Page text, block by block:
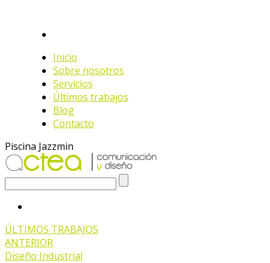
Inicio
Sobre nosotros
Servicios
Últimos trabajos
Blog
Contacto
Piscina Jazzmin
ÚLTIMOS TRABAJOS
ANTERIOR
Diseño Industrial